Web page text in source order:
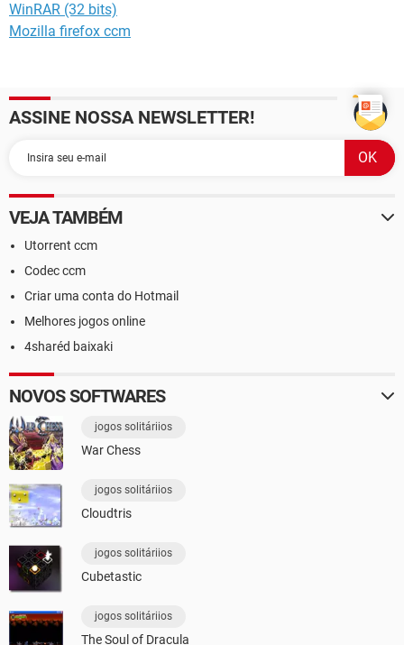
WinRAR (32 bits)
Mozilla firefox ccm
ASSINE NOSSA NEWSLETTER!
VEJA TAMBÉM
Utorrent ccm
Codec ccm
Criar uma conta do Hotmail
Melhores jogos online
4sharéd baixaki
NOVOS SOFTWARES
jogos solitáriios
War Chess
jogos solitáriios
Cloudtris
jogos solitáriios
Cubetastic
jogos solitáriios
The Soul of Dracula